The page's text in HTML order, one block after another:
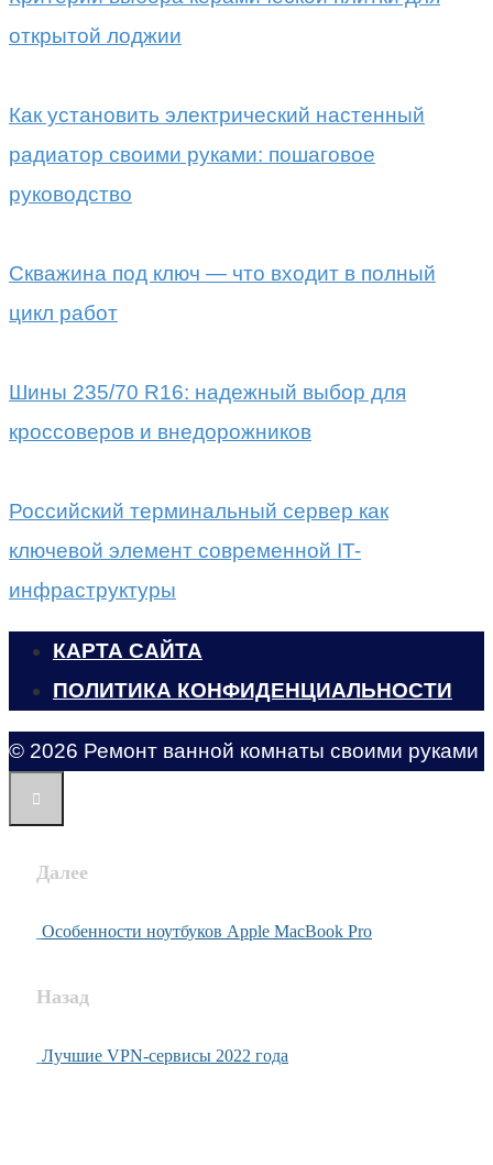
открытой лоджии
Как установить электрический настенный
радиатор своими руками: пошаговое
руководство
Скважина под ключ — что входит в полный
цикл работ
Шины 235/70 R16: надежный выбор для
кроссоверов и внедорожников
Российский терминальный сервер как
ключевой элемент современной IT-
инфраструктуры
КАРТА САЙТА
ПОЛИТИКА КОНФИДЕНЦИАЛЬНОСТИ
© 2026 Ремонт ванной комнаты своими руками
Далее
Особенности ноутбуков Apple MacBook Pro
Назад
Лучшие VPN-сервисы 2022 года